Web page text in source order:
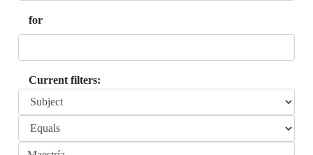
for
Current filters: